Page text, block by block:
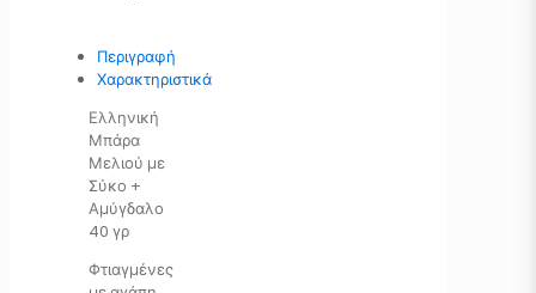
Περιγραφή
Χαρακτηριστικά
Ελληνική
Μπάρα
Μελιού με
Σύκο +
Αμύγδαλο
40 γρ
Φτιαγμένες